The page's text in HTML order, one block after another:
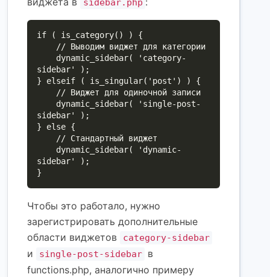
sidebar.php
if ( is_category() ) {
sidebar' );
} elseif ( is_singular('post') ) {
sidebar' );
} else {
sidebar' );
}
Чтобы это работало, нужно
зарегистрировать дополнительные
области виджетов
category-sidebar
и single-post-sidebar в
functions.php, аналогично примеру